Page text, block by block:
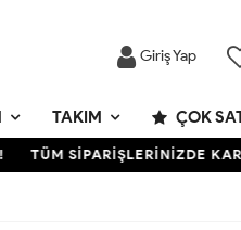
Giriş Yap
TAKIM ÇOK
TÜM SİPARİŞLERİNİZDE